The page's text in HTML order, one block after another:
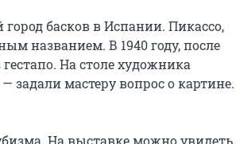
басков в Испании. Пикассо,
названием. В 1940 году, после
На столе художника
задали мастеру вопрос о картине.
На выставке можно увидеть